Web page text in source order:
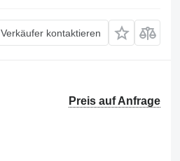
Verkäufer kontaktieren
Preis auf Anfrage